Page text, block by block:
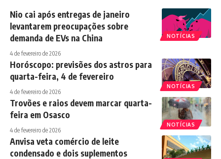
NOTÍCIAS
Nio cai após entregas de janeiro
levantarem preocupações sobre
demanda de EVs na China
4 de fevereiro de 2026
NOTÍCIAS
Horóscopo: previsões dos astros para
quarta-feira, 4 de fevereiro
4 de fevereiro de 2026
NOTÍCIAS
Trovões e raios devem marcar quarta-
feira em Osasco
4 de fevereiro de 2026
Anvisa veta comércio de leite
condensado e dois suplementos